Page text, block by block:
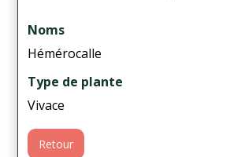
Noms
Hémérocalle
Type de plante
Vivace
Retour